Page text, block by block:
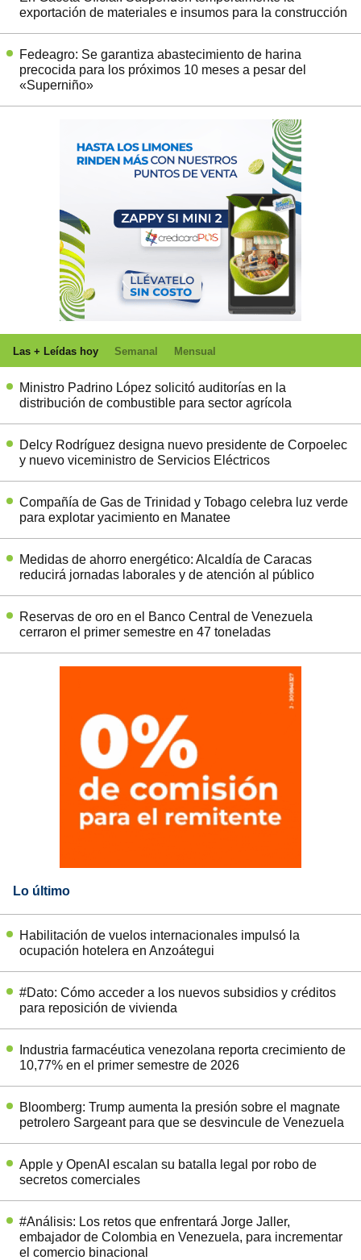
exportación de materiales e insumos para la construcción
Fedeagro: Se garantiza abastecimiento de harina
precocida para los próximos 10 meses a pesar del
«Superniño»
Las + Leídas hoy Semanal Mensual
Ministro Padrino López solicitó auditorías en la
distribución de combustible para sector agrícola
Delcy Rodríguez designa nuevo presidente de Corpoelec
y nuevo viceministro de Servicios Eléctricos
Compañía de Gas de Trinidad y Tobago celebra luz verde
para explotar yacimiento en Manatee
Medidas de ahorro energético: Alcaldía de Caracas
reducirá jornadas laborales y de atención al público
Reservas de oro en el Banco Central de Venezuela
cerraron el primer semestre en 47 toneladas
Lo último
Habilitación de vuelos internacionales impulsó la
ocupación hotelera en Anzoátegui
#Dato: Cómo acceder a los nuevos subsidios y créditos
para reposición de vivienda
Industria farmacéutica venezolana reporta crecimiento de
10,77% en el primer semestre de 2026
Bloomberg: Trump aumenta la presión sobre el magnate
petrolero Sargeant para que se desvincule de Venezuela
Apple y OpenAI escalan su batalla legal por robo de
secretos comerciales
#Análisis: Los retos que enfrentará Jorge Jaller,
embajador de Colombia en Venezuela, para incrementar
el comercio binacional